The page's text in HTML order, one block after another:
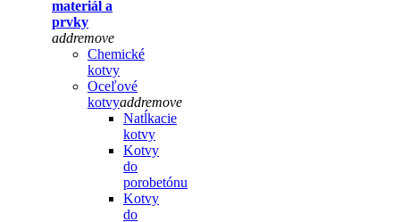
materiál a
prvky
addremove
Chemické
kotvy
Oceľové
kotvyaddremove
Natĺkacie
kotvy
Kotvy
do
porobetónu
Kotvy
do